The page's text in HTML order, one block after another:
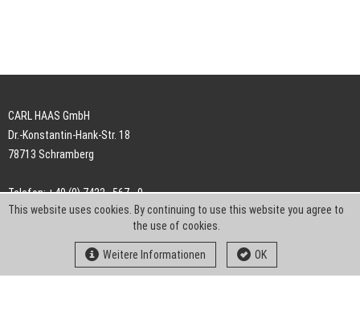
CARL HAAS GmbH
Dr.-Konstantin-Hank-Str. 18
78713 Schramberg
Telefon: +49 (0) 7422 . 567 - 0
Telefax: +49 (0) 7422 . 567 - 239
info-ch@kern-liebers.com
This website uses cookies. By continuing to use this website you agree to
the use of cookies.
Weitere Informationen OK